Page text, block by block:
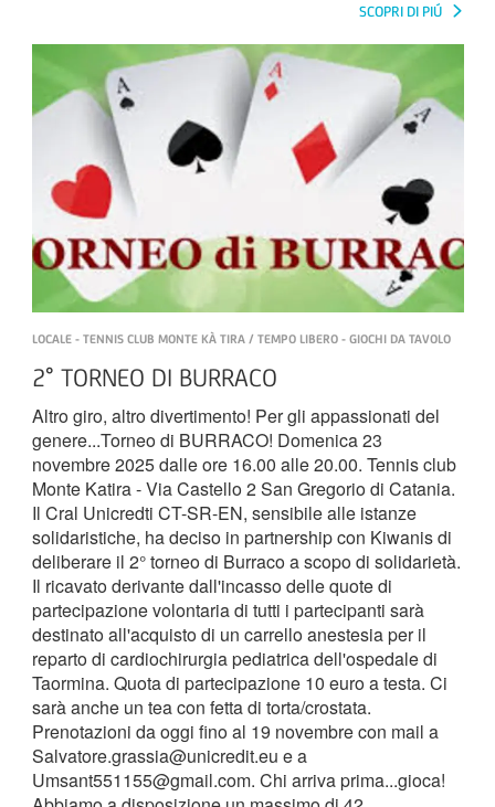
SCOPRI DI PIÚ
LOCALE - TENNIS CLUB MONTE KÀ TIRA / TEMPO LIBERO - GIOCHI DA TAVOLO
2° TORNEO DI BURRACO
Altro giro, altro divertimento! Per gli appassionati del
genere...Torneo di BURRACO! Domenica 23
novembre 2025 dalle ore 16.00 alle 20.00. Tennis club
Monte Katira - Via Castello 2 San Gregorio di Catania.
Il Cral Unicredti CT-SR-EN, sensibile alle istanze
solidaristiche, ha deciso in partnership con Kiwanis di
deliberare il 2° torneo di Burraco a scopo di solidarietà.
Il ricavato derivante dall'incasso delle quote di
partecipazione volontaria di tutti i partecipanti sarà
destinato all'acquisto di un carrello anestesia per il
reparto di cardiochirurgia pediatrica dell'ospedale di
Taormina. Quota di partecipazione 10 euro a testa. Ci
sarà anche un tea con fetta di torta/crostata.
Prenotazioni da oggi fino al 19 novembre con mail a
Salvatore.grassia@unicredit.eu e a
Umsant551155@gmail.com. Chi arriva prima...gioca!